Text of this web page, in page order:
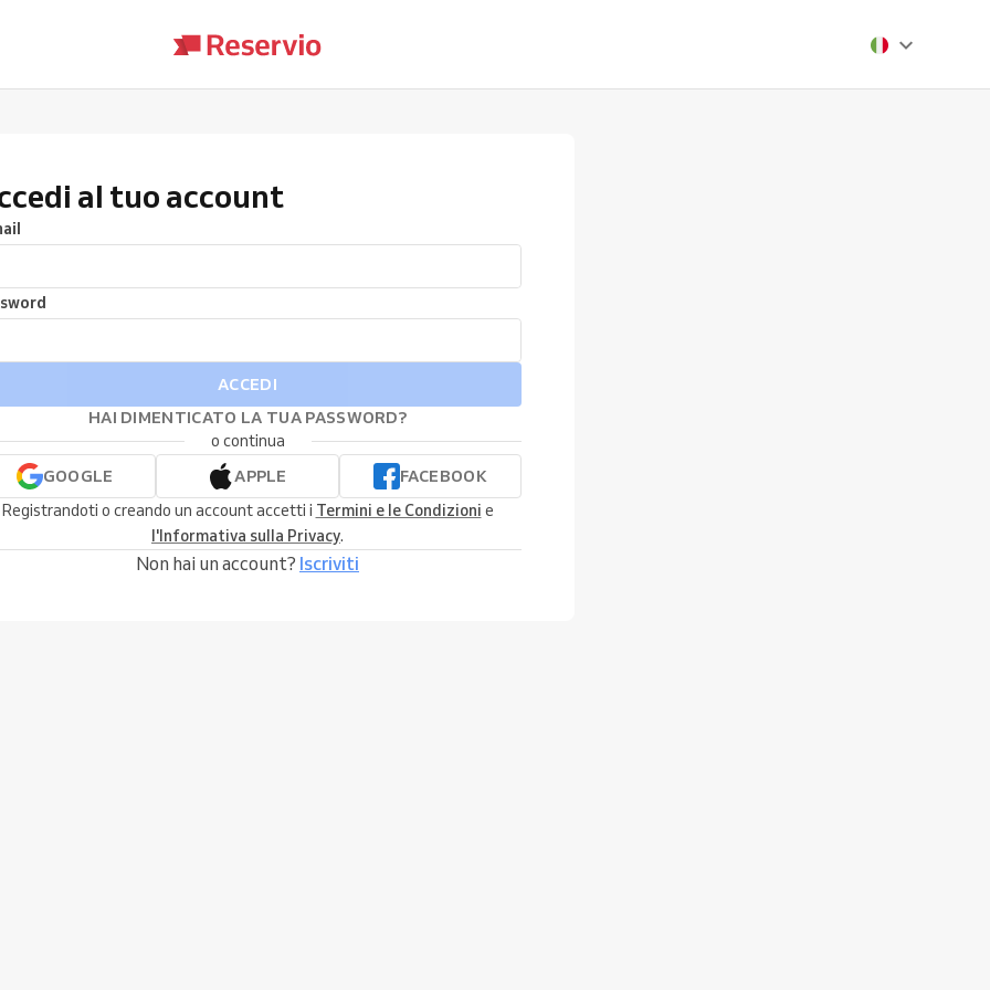
al tuo account
ACCEDI
HAI DIMENTICATO LA TUA PASSWORD?
o continua
GOOGLE
APPLE
FACEBOOK
Registrandoti o creando un account accetti i Termini e le Condizioni e
l'Informativa sulla Privacy.
Non hai un account? Iscriviti